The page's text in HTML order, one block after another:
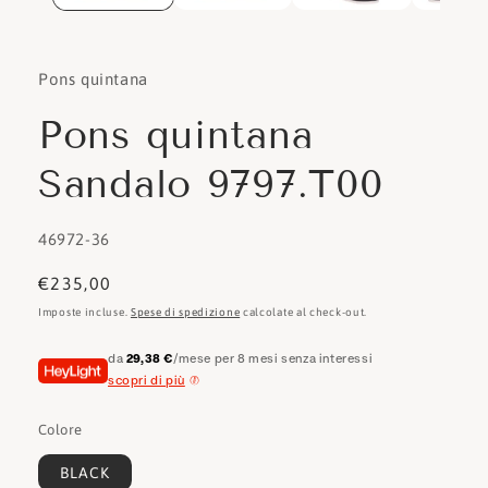
Pons quintana
Pons quintana
Sandalo 9797.T00
SKU:
46972-36
Prezzo
di
€235,00
Imposte incluse. Spese di spedizione calcolate al check-out.
da 29,38 €/mese per 8 mesi senza interessi
scopri di più
Colore
BLACK